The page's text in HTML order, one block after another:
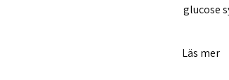
glucose
Läs mer